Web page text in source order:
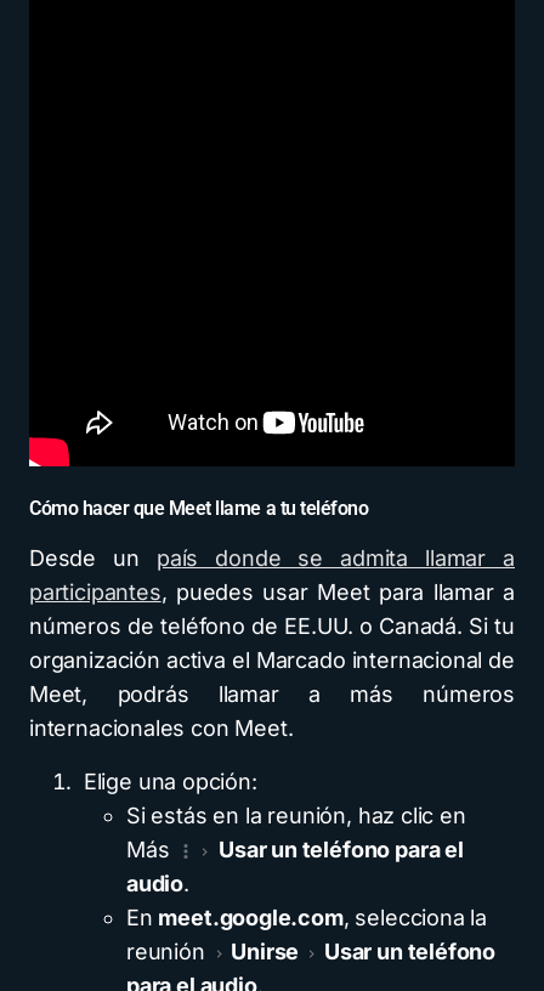
Cómo hacer que Meet llame a tu teléfono
Desde un país donde se admita llamar a
participantes, puedes usar Meet para llamar a
números de teléfono de EE.UU. o Canadá. Si tu
organización activa el Marcado internacional de
Meet, podrás llamar a más números
internacionales con Meet.
Elige una opción:
Si estás en la reunión, haz clic en
Más
Usar un teléfono para el
audio.
En meet.google.com, selecciona la
reunión
Unirse
Usar un teléfono
para el audio.